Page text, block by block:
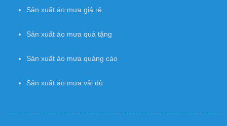
Sản xuất áo mưa giá rẻ
Sản xuất áo mưa quà tặng
Sản xuất áo mưa quảng cáo
Sản xuất áo mưa vải dù